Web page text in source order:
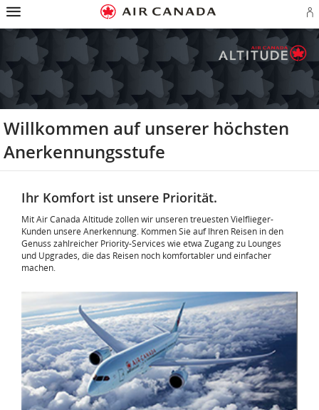
Zur
Startseite
springen
Zur
Hauptnavigation
springen
Zu
Inhalten
springen
Zum
Suchfeld
springen
Zu
Links
in
springen
Zur
Sitemap
springen
Zu
Kontakt
springen
Willkommen auf unserer höchsten
Anerkennungsstufe
Ihr Komfort ist unsere Priorität.
Mit Air Canada Altitude zollen wir unseren treuesten Vielflieger-
Kunden unsere Anerkennung. Kommen Sie auf Ihren Reisen in den
Genuss zahlreicher Priority-Services wie etwa Zugang zu Lounges
und Upgrades, die das Reisen noch komfortabler und einfacher
machen.